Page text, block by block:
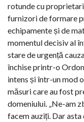
rotunde cu
furnizori de formare
echipamente și de
momentul decisiv al
stare de urgență
închise printr-o
intens și într-un mod
măsuri care au fost
domeniului. „Ne-am
facem auziți. Dar